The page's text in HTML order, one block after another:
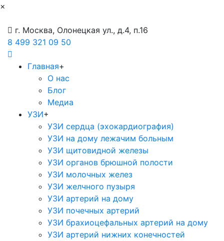
×
г. Москва, Олонецкая ул., д.4, п.16
8 499 321 09 50
Главная+
О нас
Блог
Медиа
УЗИ+
УЗИ сердца (эхокардиография)
УЗИ на дому лежачим больным
УЗИ щитовидной железы
УЗИ органов брюшной полости
УЗИ молочных желез
УЗИ желчного пузыря
УЗИ артерий на дому
УЗИ почечных артерий
УЗИ брахиоцефальных артерий на дому
УЗИ артерий нижних конечностей